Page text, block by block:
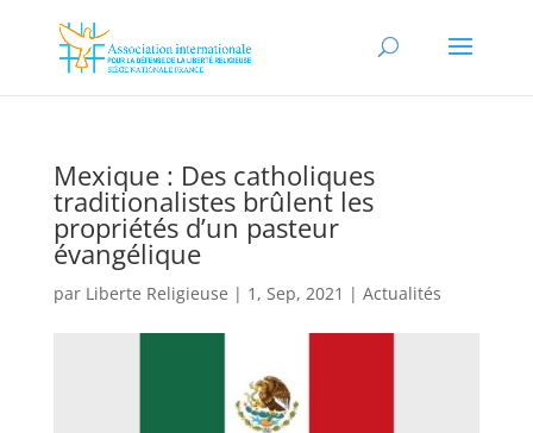
Mexique : Des catholiques
traditionalistes brûlent les
propriétés d’un pasteur
évangélique
par Liberte Religieuse | 1, Sep, 2021 | Actualités